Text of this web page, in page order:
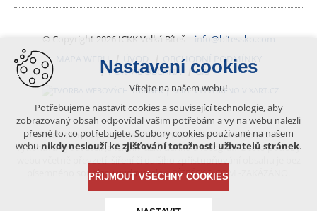
© Copyright 2026 ICKK Velká Bíteš | info@bitessko.com
MAPA WEBU
ÚVOD
OBCHODNÍ PODMÍNKY
PORTÁL OBČANA
GIS
VYTVOŘENO V XART.CZ
Obsah tohoto portálu je chráněn autorským právem, které
vykonává vydavatel. Jakékoliv užití článků a fotografií z této podoby
písemného souhlasu vydavatele – BÍTEŠSKO.COM -ZAKÁZÁNO.
Nastavení cookies
Vítejte na našem webu!
Potřebujeme nastavit cookies a související technologie, aby
zobrazovaný obsah odpovídal vašim potřebám a vy na webu nalezli
přesně to, co potřebujete. Soubory cookies používané na našem
webu nikdy neslouží ke zjišťování totožnosti uživatelů stránek.
PŘIJMOUT VŠECHNY COOKIES